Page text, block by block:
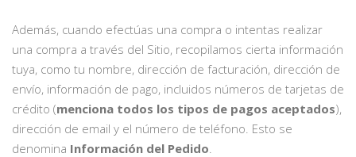
Además, cuando efectúas una compra o intentas realizar
una compra a través del Sitio, recopilamos cierta información
tuya, como tu nombre, dirección de facturación, dirección de
envío, información de pago, incluidos números de tarjetas de
crédito (menciona todos los tipos de pagos aceptados),
dirección de email y el número de teléfono. Esto se
denomina Información del Pedido.